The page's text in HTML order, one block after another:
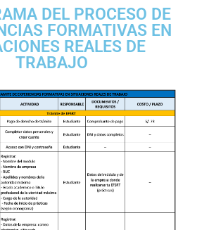
DEL PROCESO DE
FORMATIVAS EN
REALES DE
TRABAJO